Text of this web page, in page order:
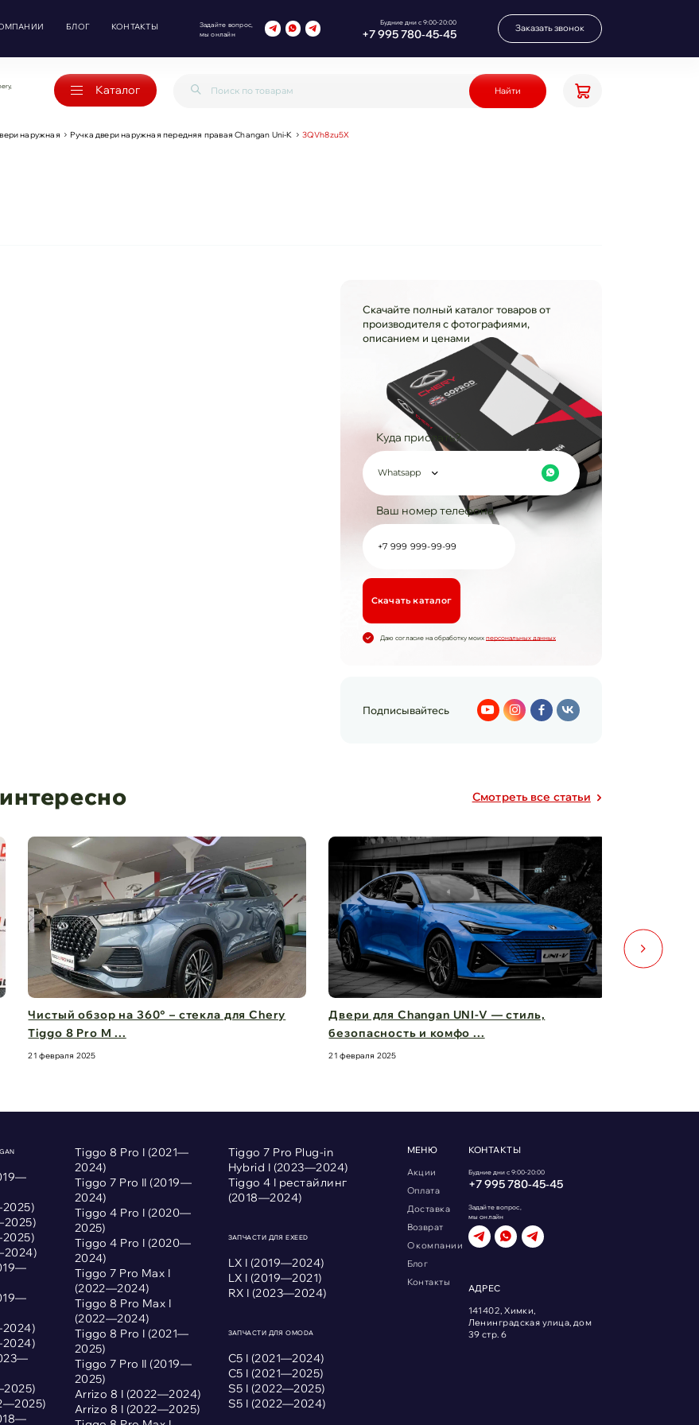
БЛОГ КОНТАКТЫ
Задайте вопрос,
мы онлайн
Будние дни с 9:00-20:00
+7 995 780‑45‑45 Заказать звонок
Каталог Найти
наружная Ручка двери наружная передняя правая Changan Uni-K 3QVh8zu5X
Скачайте полный каталог товаров от
производителя с фотографиями,
описанием и ценами
Куда прислать?
Whatsapp
Ваш номер телефона
Cкачать каталог
Даю согласие на обработку моих персональных данных
Подписывайтесь
Cмотреть все статьи
Чистый обзор на 360° – стекла для Chery
Tiggo 8 Pro M ...
21 февраля 2025
Двери для Changan UNI-V — стиль,
безопасность и комфо ...
21 февраля 2025
Tiggo 8 Pro I (2021—
2024)
Tiggo 7 Pro II (2019—
2024)
Tiggo 4 Pro I (2020—
2025)
Tiggo 4 Pro I (2020—
2024)
Tiggo 7 Pro Max I
(2022—2024)
Tiggo 8 Pro Max I
(2022—2024)
Tiggo 8 Pro I (2021—
2025)
Tiggo 7 Pro II (2019—
2025)
Arrizo 8 I (2022—2024)
Arrizo 8 I (2022—2025)
Tiggo 7 Pro Plug-in
Hybrid I (2023—2024)
Tiggo 4 I рестайлинг
(2018—2024)
ЗАПЧАСТИ ДЛЯ EXEED
LX I (2019—2024)
LX I (2019—2021)
RX I (2023—2024)
ЗАПЧАСТИ ДЛЯ OMODA
С5 I (2021—2024)
С5 I (2021—2025)
S5 I (2022—2025)
S5 I (2022—2024)
МЕНЮ
Акции
Оплата
Доставка
Возврат
О компании
Блог
Контакты
КОНТАКТЫ
Будние дни с 9:00-20:00
+7 995 780‑45‑45
Задайте вопрос,
мы онлайн
АДРЕС
141402, Химки,
Ленинградская улица, дом
39 стр. 6